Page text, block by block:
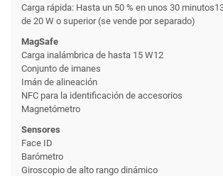
Carga rápida: Hasta un 50 % en unos 30
de 20 W o superior (se vende por separado)
MagSafe
Carga inalámbrica de hasta 15 W12
Conjunto de imanes
Imán de alineación
NFC para la identificación de accesorios
Magnetómetro
Sensores
Face ID
Barómetro
Giroscopio de alto rango dinámico